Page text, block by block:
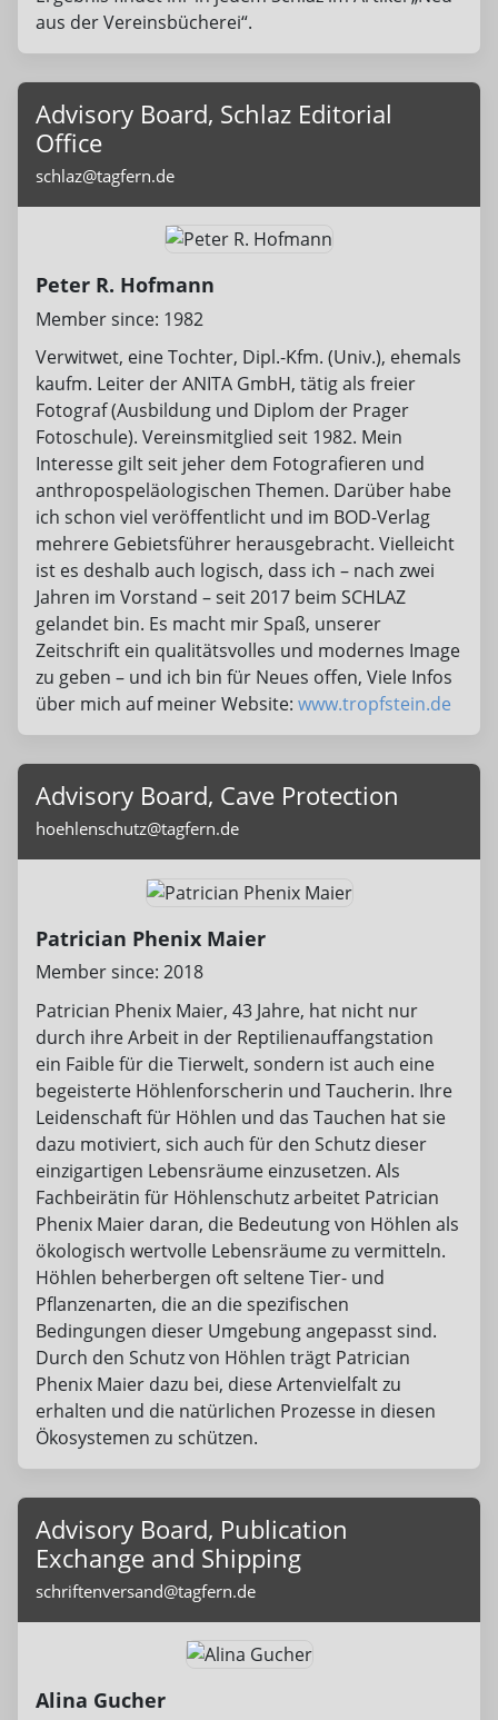
aus der Vereinsbücherei“.
Advisory Board, Schlaz Editorial
Office
schlaz@tagfern.de
Peter R. Hofmann
Member since: 1982
Verwitwet, eine Tochter, Dipl.-Kfm. (Univ.), ehemals
kaufm. Leiter der ANITA GmbH, tätig als freier
Fotograf (Ausbildung und Diplom der Prager
Fotoschule). Vereinsmitglied seit 1982. Mein
Interesse gilt seit jeher dem Fotografieren und
anthropospeläologischen Themen. Darüber habe
ich schon viel veröffentlicht und im BOD-Verlag
mehrere Gebietsführer herausgebracht. Vielleicht
ist es deshalb auch logisch, dass ich – nach zwei
Jahren im Vorstand – seit 2017 beim SCHLAZ
gelandet bin. Es macht mir Spaß, unserer
Zeitschrift ein qualitätsvolles und modernes Image
zu geben – und ich bin für Neues offen, Viele Infos
über mich auf meiner Website: www.tropfstein.de
Advisory Board, Cave Protection
hoehlenschutz@tagfern.de
Patrician Phenix Maier
Member since: 2018
Patrician Phenix Maier, 43 Jahre, hat nicht nur
durch ihre Arbeit in der Reptilienauffangstation
ein Faible für die Tierwelt, sondern ist auch eine
begeisterte Höhlenforscherin und Taucherin. Ihre
Leidenschaft für Höhlen und das Tauchen hat sie
dazu motiviert, sich auch für den Schutz dieser
einzigartigen Lebensräume einzusetzen. Als
Fachbeirätin für Höhlenschutz arbeitet Patrician
Phenix Maier daran, die Bedeutung von Höhlen als
ökologisch wertvolle Lebensräume zu vermitteln.
Höhlen beherbergen oft seltene Tier- und
Pflanzenarten, die an die spezifischen
Bedingungen dieser Umgebung angepasst sind.
Durch den Schutz von Höhlen trägt Patrician
Phenix Maier dazu bei, diese Artenvielfalt zu
erhalten und die natürlichen Prozesse in diesen
Ökosystemen zu schützen.
Advisory Board, Publication
Exchange and Shipping
schriftenversand@tagfern.de
Alina Gucher